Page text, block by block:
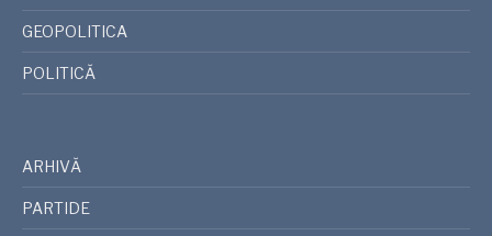
GEOPOLITICA
POLITICĂ
ARHIVĂ
PARTIDE